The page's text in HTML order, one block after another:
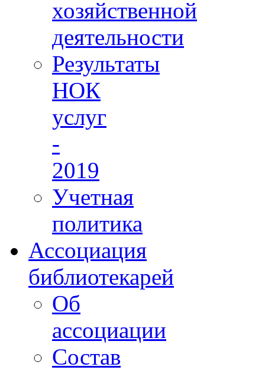
хозяйственной
деятельности
Результаты
НОК
услуг
-
2019
Учетная
политика
Ассоциация
библиотекарей
Об
ассоциации
Состав